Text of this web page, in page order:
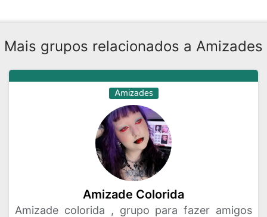
Mais grupos relacionados a Amizades
Amizades
Amizade Colorida
Amizade colorida , grupo para fazer amigos